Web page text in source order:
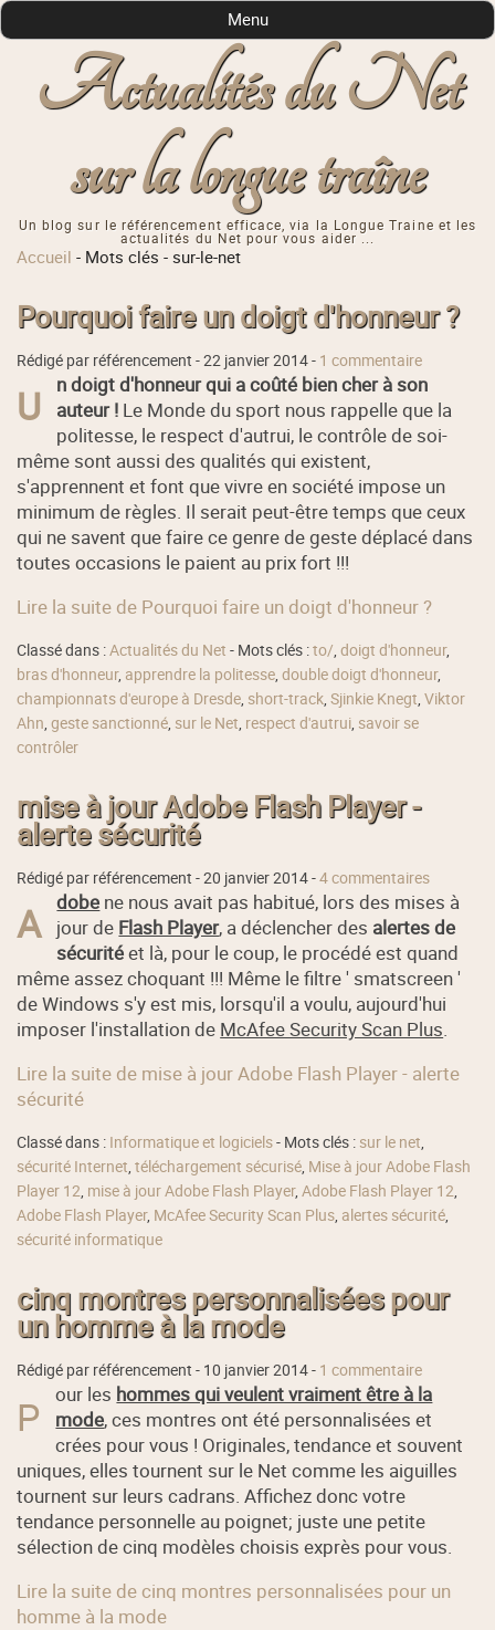
Actualités du Net
sur la longue traîne
Un blog sur le référencement efficace, via la Longue Traine et les
actualités du Net pour vous aider ...
Menu
Accueil - Mots clés -sur-le-net
Pourquoi faire un doigt d'honneur ?
Rédigé par référencement -22 janvier 2014- 1 commentaire
U
n doigt d'honneur qui a coûté bien cher à son
auteur ! Le Monde du sport nous rappelle que la
politesse, le respect d'autrui, le contrôle de soi-
même sont aussi des qualités qui existent,
s'apprennent et font que vivre en société impose un
minimum de règles. Il serait peut-être temps que ceux
qui ne savent que faire ce genre de geste déplacé dans
toutes occasions le paient au prix fort !!!
Lire la suite de Pourquoi faire un doigt d'honneur ?
Classé dans :Actualités du Net - Mots clés :to/,doigt d'honneur,
bras d'honneur, apprendre la politesse,double doigt d'honneur,
championnats d'europe à Dresde, short-track,Sjinkie Knegt,Viktor
Ahn,geste sanctionné, sur le Net, respect d'autrui, savoir se
contrôler
mise à jour Adobe Flash Player -
alerte sécurité
Rédigé par référencement -20 janvier 2014-4 commentaires
A dobe ne nous avait pas habitué, lors des mises à
jour de Flash Player, a déclencher des alertes de
sécuritéet là, pour le coup, le procédé est quand
même assez choquant !!! Même le filtre ' smatscreen '
de Windows s'y est mis, lorsqu'il a voulu, aujourd'hui
imposer l'installation de McAfee Security Scan Plus.
Lire la suite de mise à jour Adobe Flash Player - alerte
sécurité
Classé dans : Informatique et logiciels- Mots clés : sur le net,
sécurité Internet,téléchargement sécurisé, Mise à jour Adobe Flash
Player 12, mise à jour Adobe Flash Player,Adobe Flash Player 12,
Adobe Flash Player, McAfee Security Scan Plus, alertes sécurité,
sécurité informatique
cinq montres personnalisées pour
un homme à la mode
Rédigé par référencement - 10 janvier 2014- 1 commentaire
P our les hommes qui veulent vraiment être à la
mode, ces montres ont été personnalisées et
crées pour vous ! Originales, tendance et souvent
uniques, elles tournent sur le Net comme les aiguilles
tournent sur leurs cadrans. Affichez donc votre
tendance personnelle au poignet; juste une petite
sélection de cinq modèles choisis exprès pour vous.
Lire la suite de cinq montres personnalisées pour un
homme à la mode